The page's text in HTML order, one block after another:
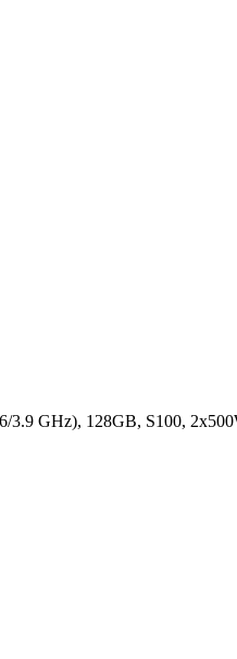
3.9 GHz), 128GB, S100,